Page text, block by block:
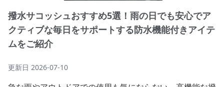
撥水サコッシュおすすめ5選！雨の日でも安心でア
クティブな毎日をサポートする防水機能付きアイテ
ムをご紹介
更新日 2026-07-10